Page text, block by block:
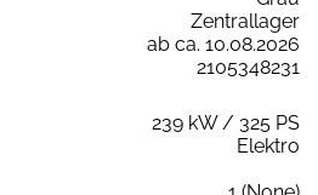
Zentrallager
ab ca. 10.08.2026
2105348231
239 kW / 325 PS
Elektro